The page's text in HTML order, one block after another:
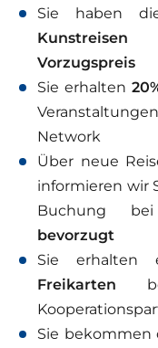
Sie haben
Kunstreisen
Vorzugspreis
Sie erhalten
Network
Über neue
informieren wir
Buchung bei
bevorzugt
Sie erhalten
Freikarten
Sie bekommen